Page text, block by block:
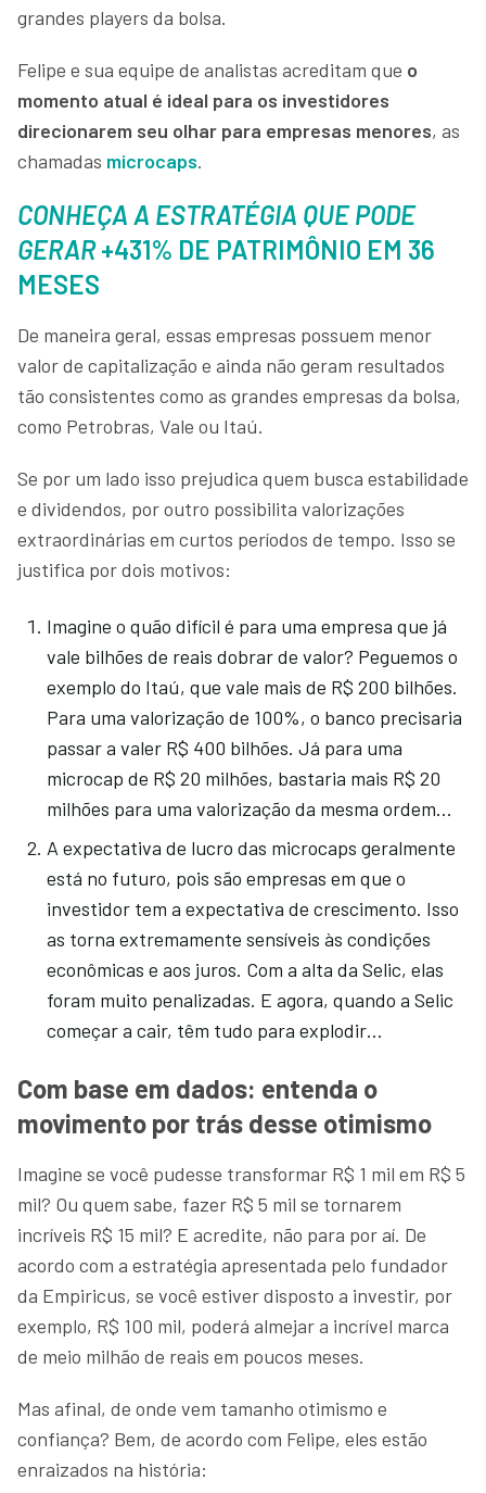
grandes players da bolsa.
Felipe e sua equipe de analistas acreditam que o
momento atual é ideal para os investidores
direcionarem seu olhar para empresas menores, as
chamadas microcaps.
CONHEÇA A ESTRATÉGIA QUE PODE
GERAR+431% DE PATRIMÔNIO EM 36
MESES
De maneira geral, essas empresas possuem menor
valor de capitalização e ainda não geram resultados
tão consistentes como as grandes empresas da bolsa,
como Petrobras, Vale ou Itaú.
Se por um lado isso prejudica quem busca estabilidade
e dividendos, por outro possibilita valorizações
extraordinárias em curtos períodos de tempo. Isso se
justifica por dois motivos:
Imagine o quão difícil é para uma empresa que já
vale bilhões de reais dobrar de valor? Peguemos o
exemplo do Itaú, que vale mais de R$ 200 bilhões.
Para uma valorização de 100%, o banco precisaria
passar a valer R$ 400 bilhões. Já para uma
microcap de R$ 20 milhões, bastaria mais R$ 20
milhões para uma valorização da mesma ordem…
A expectativa de lucro das microcaps geralmente
está no futuro, pois são empresas em que o
investidor tem a expectativa de crescimento. Isso
as torna extremamente sensíveis às condições
econômicas e aos juros. Com a alta da Selic, elas
foram muito penalizadas. E agora, quando a Selic
começar a cair, têm tudo para explodir…
Com base em dados: entenda o
movimento por trás desse otimismo
Imagine se você pudesse transformar R$ 1 mil em R$ 5
mil? Ou quem sabe, fazer R$ 5 mil se tornarem
incríveis R$ 15 mil? E acredite, não para por aí. De
acordo com a estratégia apresentada pelo fundador
da Empiricus, se você estiver disposto a investir, por
exemplo, R$ 100 mil, poderá almejar a incrível marca
de meio milhão de reais em poucos meses.
Mas afinal, de onde vem tamanho otimismo e
confiança? Bem, de acordo com Felipe, eles estão
enraizados na história: